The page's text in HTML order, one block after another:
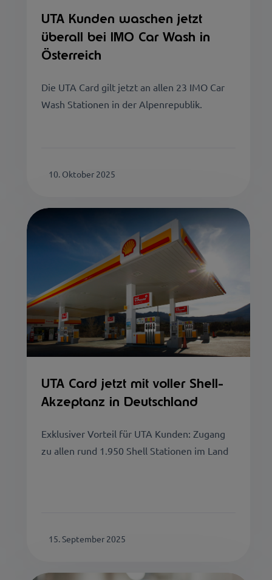
UTA Kunden waschen jetzt
überall bei IMO Car Wash in
Österreich
Die UTA Card gilt jetzt an allen 23 IMO Car
Wash Stationen in der Alpenrepublik.
10. Oktober 2025
UTA Card jetzt mit voller Shell-
Akzeptanz in Deutschland
Exklusiver Vorteil für UTA Kunden: Zugang
zu allen rund 1.950 Shell Stationen im Land
15. September 2025